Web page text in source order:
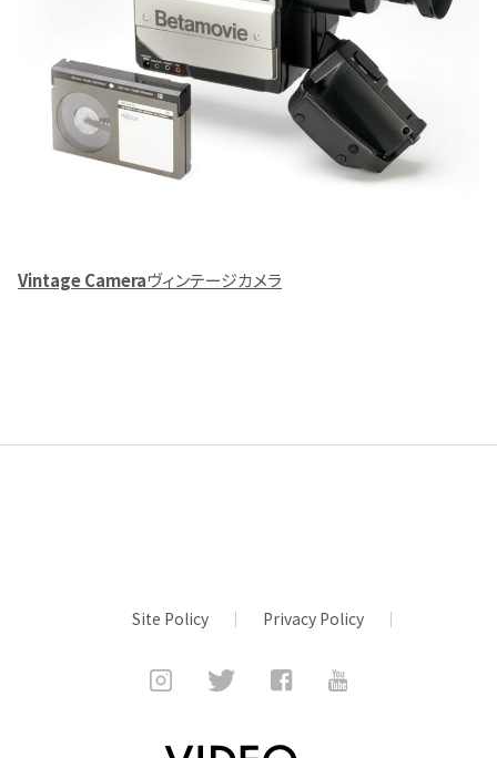
Vintage Cameraヴィンテージカメラ
Site Policy Privacy Policy